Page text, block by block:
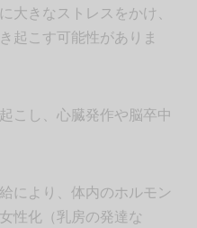
大きなストレスをかけ、
起こす可能性がありま
こし、心臓発作や脳卒中
により、体内のホルモン
性化（乳房の発達な